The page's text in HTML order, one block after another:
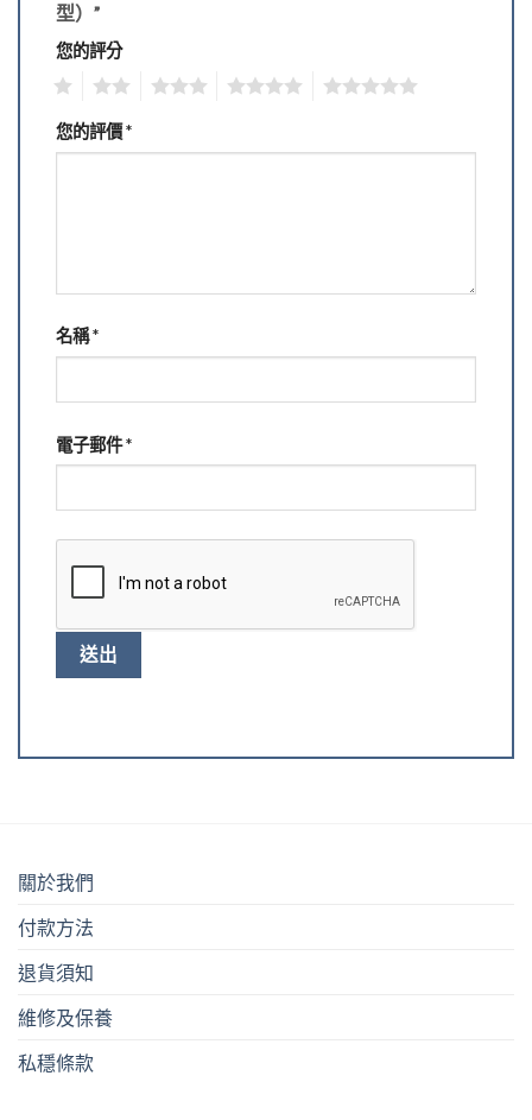
型）”
您的評分
您的評價*
名稱*
電子郵件*
關於我們
付款方法
退貨須知
維修及保養
私穩條款